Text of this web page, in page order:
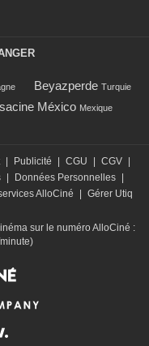
Beyazperde Turquie
México Mexique
Publicité CGU CGV
Données Personnelles
AlloCiné
Gérer Utiq
sur le numéro AlloCiné :